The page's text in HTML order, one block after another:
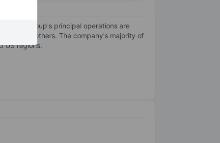
The group's principal operations are
and others. The company's majority of
US regions.